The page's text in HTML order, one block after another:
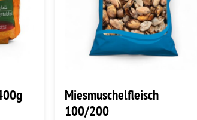
Miesmuschelfleisch
100/200